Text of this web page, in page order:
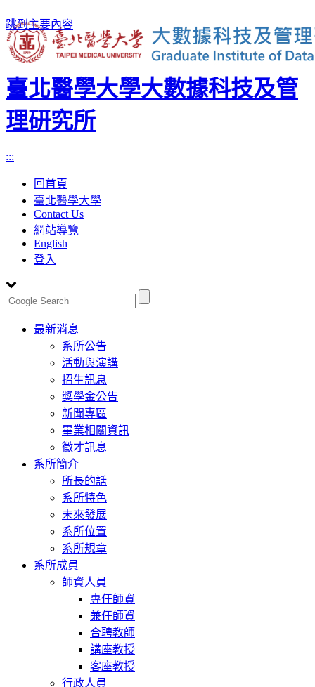
跳到主要內容
臺北醫學大學大數據科技及管
理研究所
:::
回首頁
臺北醫學大學
Contact Us
網站導覽
English
登入
Toggle
navigation
最新消息
系所公告
活動與演講
招生訊息
獎學金公告
新聞專區
畢業相關資訊
徵才訊息
系所簡介
所長的話
系所特色
未來發展
系所位置
系所規章
系所成員
師資人員
專任師資
兼任師資
合聘教師
講座教授
客座教授
行政人員